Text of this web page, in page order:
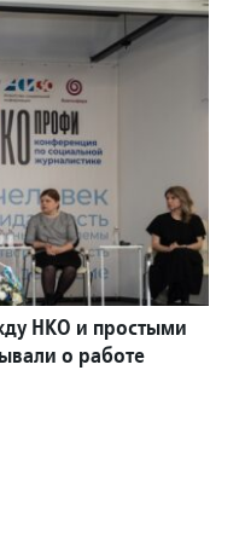
НКО и простыми
о работе